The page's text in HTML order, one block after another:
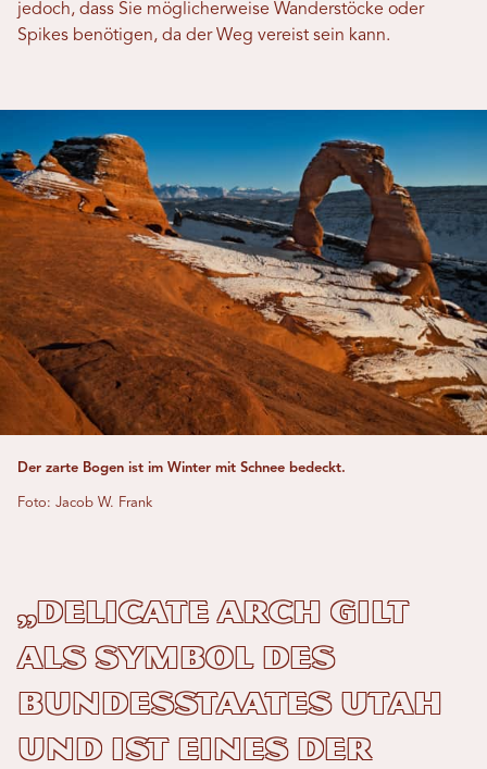
jedoch, dass Sie möglicherweise Wanderstöcke oder
Spikes benötigen, da der Weg vereist sein kann.
Der zarte Bogen ist im Winter mit Schnee bedeckt.
Foto: Jacob W. Frank
„Delicate Arch gilt
als Symbol des
Bundesstaates Utah
und ist eines der